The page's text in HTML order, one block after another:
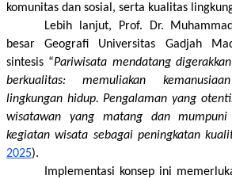
komunitas dan sosial, serta kualitas
Lebih lanjut, Prof. Dr.
besar Geografi Universitas Gadjah
sintesis “Pariwisata mendatang
berkualitas: memuliakan
lingkungan hidup. Pengalaman yang
wisatawan yang matang dan mumpuni
kegiatan wisata sebagai peningkatan
2025).
Implementasi konsep ini